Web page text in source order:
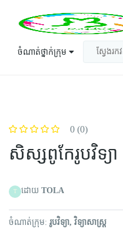
ចំណាត់ថ្នាក់ក្រុម
0 (0)
សិស្សពូកែរូបវិទ្យា
T ដោយ TOLA
ចំណាត់​ក្រុម រូបវិទ្យា វិទ្យាសាស្ត្រ